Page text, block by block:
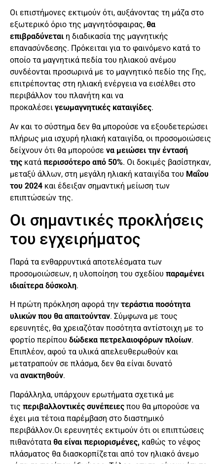
Οι επιστήμονες εκτιμούν ότι, αυξάνοντας τη μάζα στο
εξωτερικό όριο της μαγνητόσφαιρας, θα
επιβραδύνεται η διαδικασία της μαγνητικής
επανασύνδεσης. Πρόκειται για το φαινόμενο κατά το
οποίο τα μαγνητικά πεδία του ηλιακού ανέμου
συνδέονται προσωρινά με το μαγνητικό πεδίο της Γης,
επιτρέποντας στη ηλιακή ενέργεια να εισέλθει στο
περιβάλλον του πλανήτη και να
προκαλέσει γεωμαγνητικές καταιγίδες.
Αν και το σύστημα δεν θα μπορούσε να εξουδετερώσει
πλήρως μια ισχυρή ηλιακή καταιγίδα, οι προσομοιώσεις
δείχνουν ότι θα μπορούσε να μειώσει την έντασή
της κατά περισσότερο από 50%. Οι δοκιμές βασίστηκαν,
μεταξύ άλλων, στη μεγάλη ηλιακή καταιγίδα του Μαΐου
του 2024 και έδειξαν σημαντική μείωση των
επιπτώσεών της.
Οι σημαντικές προκλήσεις
του εγχειρήματος
Παρά τα ενθαρρυντικά αποτελέσματα των
προσομοιώσεων, η υλοποίηση του σχεδίου παραμένει
ιδιαίτερα δύσκολη.
Η πρώτη πρόκληση αφορά την τεράστια ποσότητα
υλικών που θα απαιτούνταν. Σύμφωνα με τους
ερευνητές, θα χρειαζόταν ποσότητα αντίστοιχη με το
φορτίο περίπου δώδεκα πετρελαιοφόρων πλοίων.
Επιπλέον, αφού τα υλικά απελευθερωθούν και
μετατραπούν σε πλάσμα, δεν θα είναι δυνατό
να ανακτηθούν.
Παράλληλα, υπάρχουν ερωτήματα σχετικά με
τις περιβαλλοντικές συνέπειες που θα μπορούσε να
έχει μια τέτοια παρέμβαση στο διαστημικό
περιβάλλον.Οι ερευνητές εκτιμούν ότι οι επιπτώσεις
πιθανότατα θα είναι περιορισμένες, καθώς το νέφος
πλάσματος θα διασκορπίζεται από τον ηλιακό άνεμο